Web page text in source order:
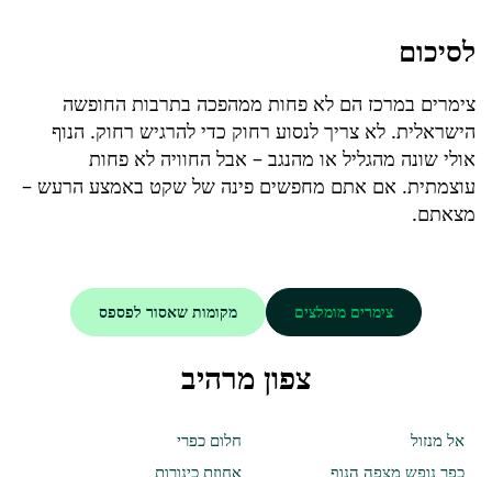
לסיכום
צימרים במרכז הם לא פחות ממהפכה בתרבות החופשה
הישראלית. לא צריך לנסוע רחוק כדי להרגיש רחוק. הנוף
אולי שונה מהגליל או מהנגב – אבל החוויה לא פחות
עוצמתית. אם אתם מחפשים פינה של שקט באמצע הרעש –
מצאתם.
צימרים מומלצים מקומות שאסור לפספס
צפון מרהיב
אל מנזול
חלום כפרי
כפר נופש מצפה הנוף
אחוזת כינורות